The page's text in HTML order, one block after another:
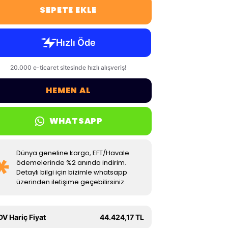
SEPETE EKLE
HEMEN AL
WHATSAPP
Dünya geneline kargo, EFT/Havale
ödemelerinde %2 anında indirim.
Detaylı bilgi için bizimle whatsapp
üzerinden iletişime geçebilirsiniz.
Hariç Fiyat 44.424,17 TL